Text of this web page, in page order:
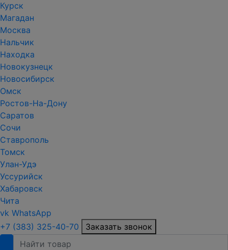
Курск
Магадан
Москва
Нальчик
Находка
Новокузнецк
Новосибирск
Омск
Ростов-На-Дону
Саратов
Сочи
Ставрополь
Томск
Улан-Удэ
Уссурийск
Хабаровск
Чита
vk WhatsApp
+7 (383) 325-40-70
Заказать звонок